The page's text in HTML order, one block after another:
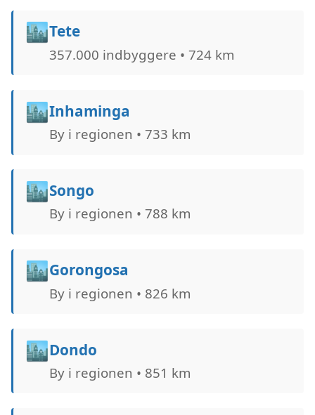
🏙️Tete
357.000 indbyggere • 724 km
🏙️Inhaminga
By i regionen • 733 km
🏙️Songo
By i regionen • 788 km
🏙️Gorongosa
By i regionen • 826 km
🏙️Dondo
By i regionen • 851 km